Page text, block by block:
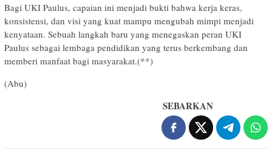
Bagi UKI Paulus, capaian ini menjadi bukti bahwa kerja keras,
konsistensi, dan visi yang kuat mampu mengubah mimpi menjadi
kenyataan. Sebuah langkah baru yang menegaskan peran UKI
Paulus sebagai lembaga pendidikan yang terus berkembang dan
memberi manfaat bagi masyarakat.(**)
(Abu)
SEBARKAN